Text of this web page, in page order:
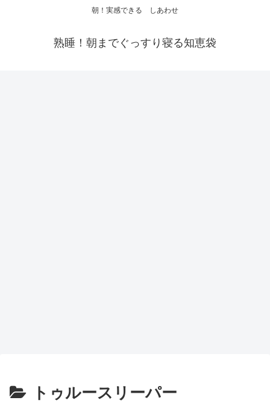
朝！実感できる しあわせ
熟睡！朝までぐっすり寝る知恵袋
トゥルースリーパー